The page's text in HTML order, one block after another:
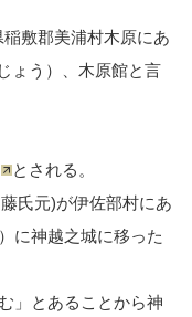
敷郡美浦村木原にあ
ょう）、木原館と言
とされる。
氏元)が伊佐部村にあ
に神越之城に移った
」とあることから神